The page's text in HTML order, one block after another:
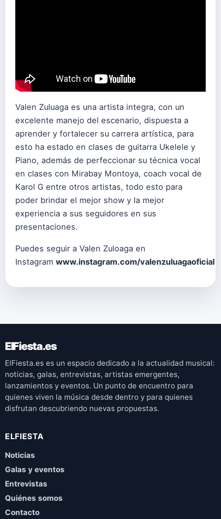
Valen Zuluaga es una artista integra, con un
excelente manejo del escenario, dispuesta a
aprender y fortalecer su carrera artística, para
esto ha estado en clases de guitarra Ukelele y
Piano, además de perfeccionar su técnica vocal
en clases con Mirabay Montoya, coach vocal de
Karol G entre otros artistas, todo esto para
poder brindar el mejor show y la mejor
experiencia a sus seguidores en sus
presentaciones.
Puedes seguir a Valen Zuloaga en
Instagram www.instagram.com/valenzuluagaoficial
ElFiesta.es
ElFiesta.es es un espacio dedicado a la actualidad musical:
noticias, galas, entrevistas, artistas emergentes,
lanzamientos y eventos. Un punto de encuentro para
quienes viven la música desde dentro y para quienes
disfrutan descubriendo nuevas propuestas.
ELFIESTA
Noticias
Galas y eventos
Entrevistas
Quiénes somos
Contacto